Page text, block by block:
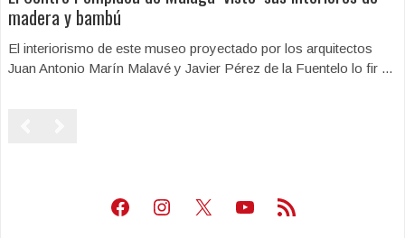
madera y bambú
El interiorismo de este museo proyectado por los arquitectos
Juan Antonio Marín Malavé y Javier Pérez de la Fuentelo lo fir ...
Facebook
Instagram
X Youtube
Feed RSS